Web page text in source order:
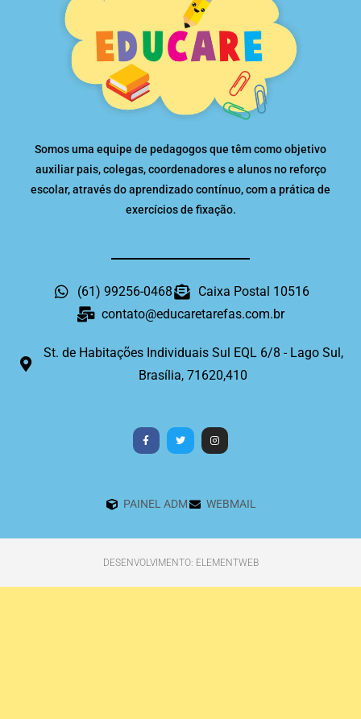
Somos uma equipe de pedagogos que têm como objetivo
auxiliar pais, colegas, coordenadores e alunos no reforço
escolar, através do aprendizado contínuo, com a prática de
exercícios de fixação.
(61) 99256-0468
Caixa Postal 10516
contato@educaretarefas.com.br
St. de Habitações Individuais Sul EQL 6/8 - Lago Sul,
Brasília, 71620,410
PAINEL ADM WEBMAIL
DESENVOLVIMENTO: ELEMENTWEB